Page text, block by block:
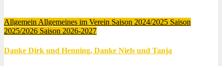
Allgemein Allgemeines im Verein Saison 2024/2025 Saison
2025/2026 Saison 2026-2027
Danke Dirk und Henning, Danke Niels und Tanja